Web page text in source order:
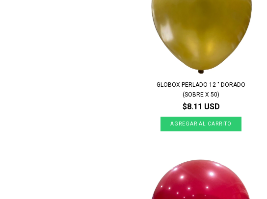
GLOBOX PERLADO 12 " DORADO
(SOBRE X 50)
$8.11 USD